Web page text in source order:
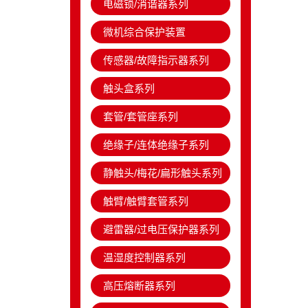
电磁锁/消谐器系列
微机综合保护装置
传感器/故障指示器系列
触头盒系列
套管/套管座系列
绝缘子/连体绝缘子系列
静触头/梅花/扁形触头系列
触臂/触臂套管系列
避雷器/过电压保护器系列
温湿度控制器系列
高压熔断器系列